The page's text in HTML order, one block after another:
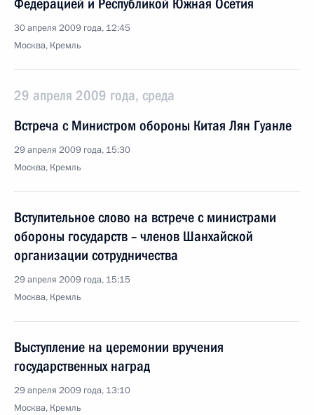
Федерацией и Республикой Южная Осетия
30 апреля 2009 года, 12:45
Москва, Кремль
29 апреля 2009 года, среда
Встреча с Министром обороны Китая Лян Гуанле
29 апреля 2009 года, 15:30
Москва, Кремль
Вступительное слово на встрече с министрами
обороны государств – членов Шанхайской
организации сотрудничества
29 апреля 2009 года, 15:15
Москва, Кремль
Выступление на церемонии вручения
государственных наград
29 апреля 2009 года, 13:10
Москва, Кремль